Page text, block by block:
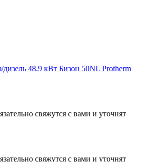
дизель 48.9 кВт Бизон 50NL Protherm
свяжутся с вами и уточнят
свяжутся с вами и уточнят